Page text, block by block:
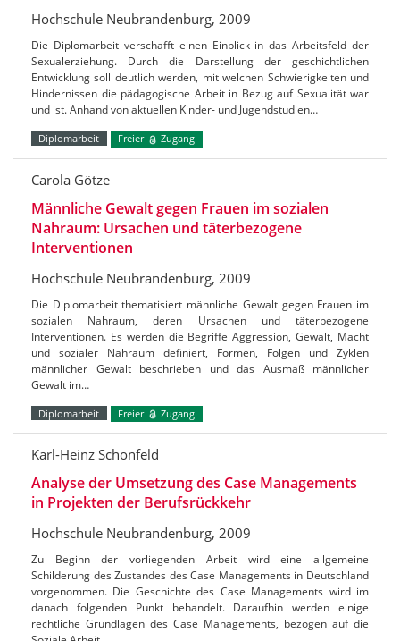
Hochschule Neubrandenburg, 2009
Die Diplomarbeit verschafft einen Einblick in das Arbeitsfeld der
Sexualerziehung. Durch die Darstellung der geschichtlichen
Entwicklung soll deutlich werden, mit welchen Schwierigkeiten und
Hindernissen die pädagogische Arbeit in Bezug auf Sexualität war
und ist. Anhand von aktuellen Kinder- und Jugendstudien…
Diplomarbeit Freier Zugang
Carola Götze
Männliche Gewalt gegen Frauen im sozialen
Nahraum: Ursachen und täterbezogene
Interventionen
Hochschule Neubrandenburg, 2009
Die Diplomarbeit thematisiert männliche Gewalt gegen Frauen im
sozialen Nahraum, deren Ursachen und täterbezogene
Interventionen. Es werden die Begriffe Aggression, Gewalt, Macht
und sozialer Nahraum definiert, Formen, Folgen und Zyklen
männlicher Gewalt beschrieben und das Ausmaß männlicher
Gewalt im…
Diplomarbeit Freier Zugang
Karl-Heinz Schönfeld
Analyse der Umsetzung des Case Managements
in Projekten der Berufsrückkehr
Hochschule Neubrandenburg, 2009
Zu Beginn der vorliegenden Arbeit wird eine allgemeine
Schilderung des Zustandes des Case Managements in Deutschland
vorgenommen. Die Geschichte des Case Managements wird im
danach folgenden Punkt behandelt. Daraufhin werden einige
rechtliche Grundlagen des Case Managements, bezogen auf die